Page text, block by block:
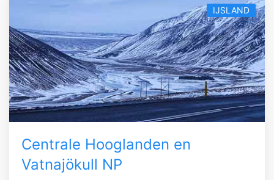
IJSLAND
Centrale Hooglanden en
Vatnajökull NP